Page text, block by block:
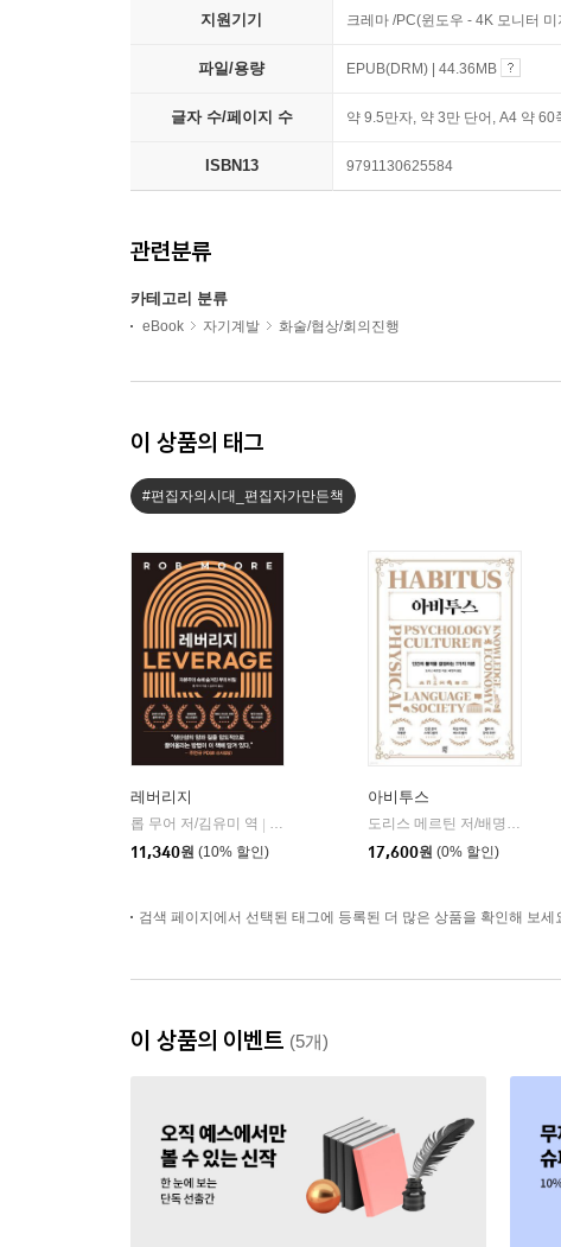
지원기기 크레마 /PC(윈도우 - 4K 모니터
파일/용량 EPUB(DRM) | 44.36MB
글자 수/페이지 수 약 9.5만자, 약 3만 단어, A4 약 60
ISBN13 9791130625584
관련분류
카테고리 분류
eBook 자기계발 화술/협상/회의진행
이 상품의 태그
#편집자의시대_편집자가만든책
레버리지
롭 무어 저/김유미 역
다산북스
11,340원 (10% 할인)
아비투스
도리스 메르틴 저/배명자 역
17,600원 (0% 할인)
검색 페이지에서 선택된 태그에 등록된 더 많은 상품을 확인해 보세
이 상품의 이벤트 (5개)